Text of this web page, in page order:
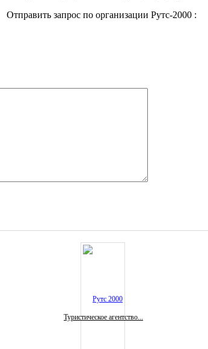
Отправить запрос по организации Рутс-2000 :
Туристическое агентство...